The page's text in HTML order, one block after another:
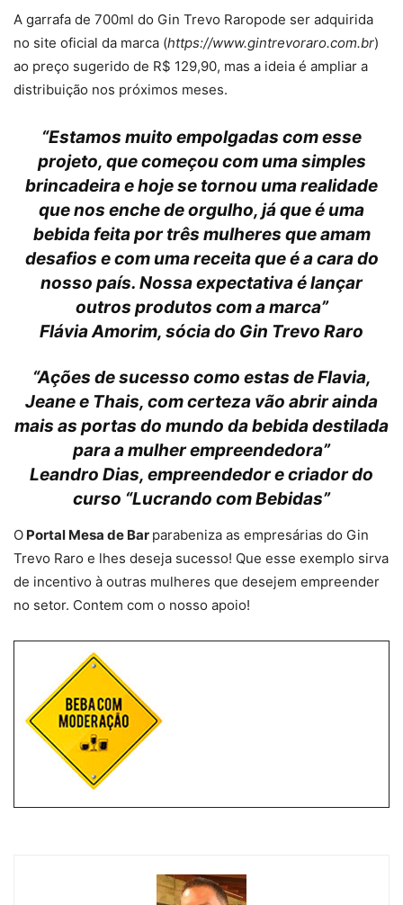
A garrafa de 700ml do Gin Trevo Raropode ser adquirida
no site oficial da marca (https://www.gintrevoraro.com.br)
ao preço sugerido de R$ 129,90, mas a ideia é ampliar a
distribuição nos próximos meses.
“Estamos muito empolgadas com esse
projeto, que começou com uma simples
brincadeira e hoje se tornou uma realidade
que nos enche de orgulho, já que é uma
bebida feita por três mulheres que amam
desafios e com uma receita que é a cara do
nosso país. Nossa expectativa é lançar
outros produtos com a marca”
Flávia Amorim, sócia do Gin Trevo Raro
“Ações de sucesso como estas de Flavia,
Jeane e Thais, com certeza vão abrir ainda
mais as portas do mundo da bebida destilada
para a mulher empreendedora”
Leandro Dias, empreendedor e criador do
curso “Lucrando com Bebidas”
O Portal Mesa de Bar parabeniza as empresárias do Gin
Trevo Raro e lhes deseja sucesso! Que esse exemplo sirva
de incentivo à outras mulheres que desejem empreender
no setor. Contem com o nosso apoio!